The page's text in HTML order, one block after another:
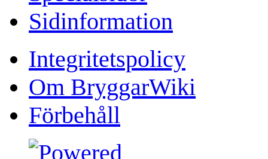
Sidinformation
Integritetspolicy
Om BryggarWiki
Förbehåll